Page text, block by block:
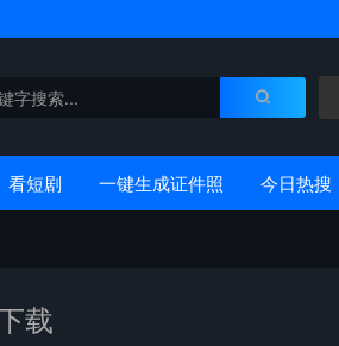
看短剧 一键生成证件照 今日热搜
载